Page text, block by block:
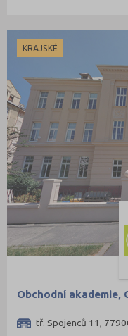
KRAJSKÉ
Obchodní akademie,
tř. Spojenců 11,